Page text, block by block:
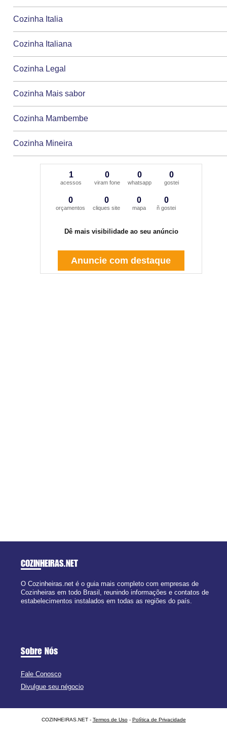
Cozinha Italia
Cozinha Italiana
Cozinha Legal
Cozinha Mais sabor
Cozinha Mambembe
Cozinha Mineira
1
acessos
0
viram fone
0
whatsapp
0
gostei
0
orçamentos
0
cliques site
0
mapa
0
ñ gostei
Dê mais visibilidade ao seu anúncio
Anuncie com destaque
COZINHEIRAS.NET
O Cozinheiras.net é o guia mais completo com empresas de
Cozinheiras em todo Brasil, reunindo informações e contatos de
estabelecimentos instalados em todas as regiões do país.
Sobre Nós
Fale Conosco
Divulgue seu négocio
COZINHEIRAS.NET - Termos de Uso- Política de Privacidade